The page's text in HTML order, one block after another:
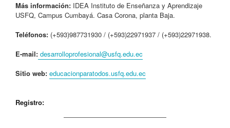
Más información: IDEA Instituto de Enseñanza y Aprendizaje
USFQ, Campus Cumbayá. Casa Corona, planta Baja.
Teléfonos: (+593)987731930 / (+593)22971937 / (+593)22971938.
E-mail: desarrolloprofesional@usfq.edu.ec
Sitio web: educacionparatodos.usfq.edu.ec
Registro: